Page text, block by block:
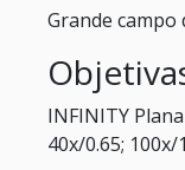
Grande campo
INFINITY
40x/0.65;